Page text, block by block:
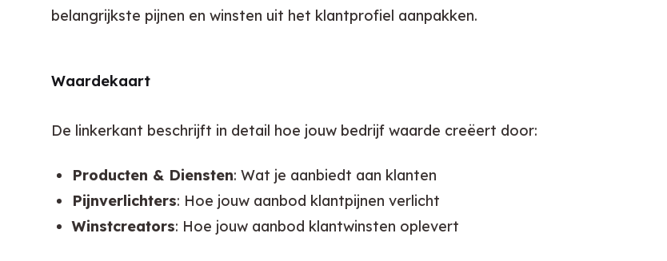
belangrijkste pijnen en winsten uit het klantprofiel aanpakken.
Waardekaart
De linkerkant beschrijft in detail hoe jouw bedrijf waarde creëert door:
Producten & Diensten: Wat je aanbiedt aan klanten
Pijnverlichters: Hoe jouw aanbod klantpijnen verlicht
Winstcreators: Hoe jouw aanbod klantwinsten oplevert